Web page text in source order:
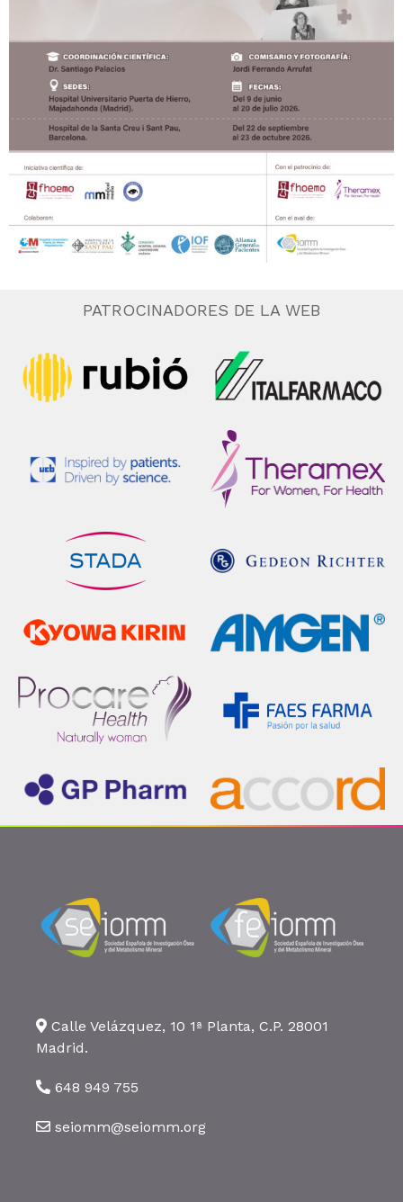
PATROCINADORES DE LA WEB
Calle Velázquez, 10 1ª Planta, C.P. 28001
Madrid.
648 949 755
seiomm@seiomm.org